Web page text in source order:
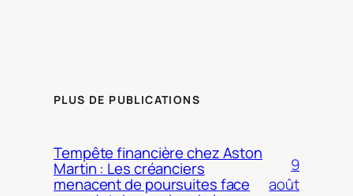
PLUS DE PUBLICATIONS
Tempête financière chez Aston
Martin : Les créanciers
menacent de poursuites face
9
août